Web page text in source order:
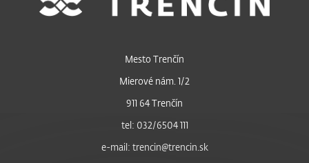
Mesto Trenčín
Mierové nám. 1/2
911 64 Trenčín
tel: 032/6504 111
e-mail: trencin@trencin.sk